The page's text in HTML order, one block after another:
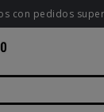
con pedidos